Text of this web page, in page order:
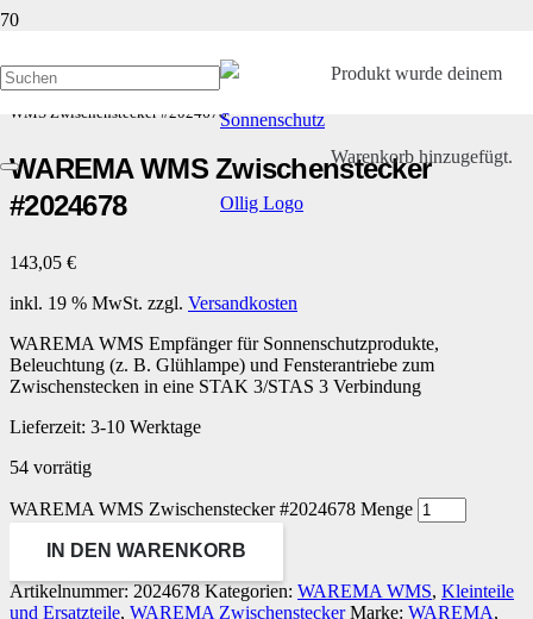
Produktwurde deinem
Warenkorb hinzugefügt.
Start/Kleinteile und Ersatzteile/
WMS Zwischenstecker #2024678
WAREMA WMS Zwischenstecker
#2024678
143,05 €
inkl. 19 % MwSt. zzgl. Versandkosten
WAREMA WMS Empfänger für Sonnenschutzprodukte,
Beleuchtung (z. B. Glühlampe) und Fensterantriebe zum
Zwischenstecken in eine STAK 3/STAS 3 Verbindung
Lieferzeit: 3-10 Werktage
54 vorrätig
WAREMA WMS Zwischenstecker #2024678 Menge
IN DEN WARENKORB
Artikelnummer:2024678 Kategorien: WAREMA WMS, Kleinteile
und Ersatzteile, WAREMA Zwischenstecker Marke: WAREMA,